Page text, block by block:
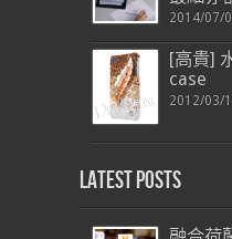
2014/07/
[高貴]
case
2012/03/
Latest Posts